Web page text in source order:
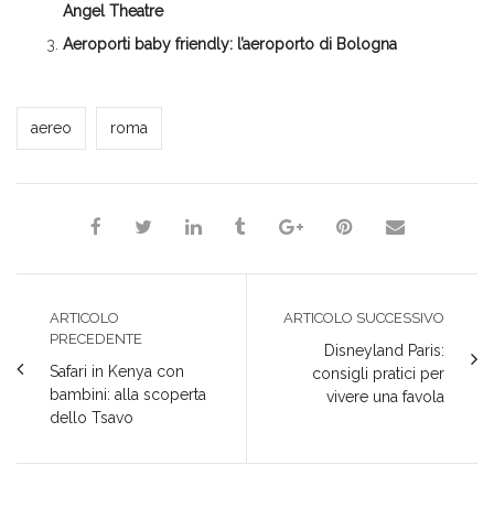
Angel Theatre
Aeroporti baby friendly: l’aeroporto di Bologna
*Redazione*
aereo
roma
ARTICOLO
PRECEDENTE
Safari in Kenya con
bambini: alla scoperta
dello Tsavo
ARTICOLO SUCCESSIVO
Disneyland Paris:
consigli pratici per
vivere una favola